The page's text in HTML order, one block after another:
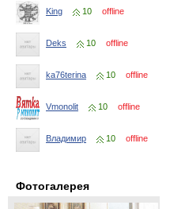
King 10 offline
Deks 10 offline
ka76terina 10 offline
Vmonolit 10 offline
Владимир 10 offline
Фотогалерея